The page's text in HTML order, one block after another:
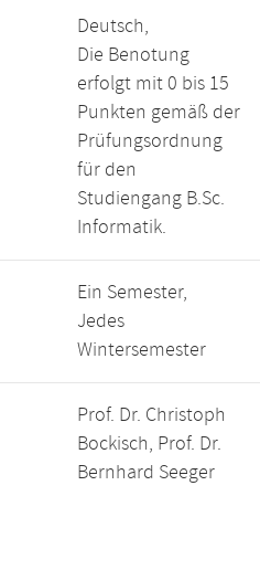
Deutsch,
Die Benotung
erfolgt mit 0 bis 15
Punkten gemäß der
Prüfungsordnung
für den
Studiengang B.Sc.
Informatik.
Ein Semester,
Jedes
Wintersemester
Prof. Dr. Christoph
Bockisch, Prof. Dr.
Bernhard Seeger